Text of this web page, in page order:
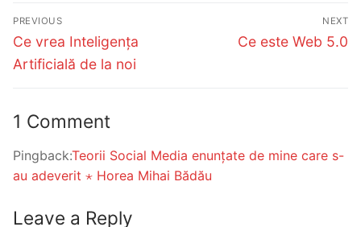
Post
navigation
PREVIOUS
Previous
post:
Ce vrea Inteligența
Artificială de la noi
NEXT
Next
Ce este Web 5.0
1 Comment
Pingback:Teorii Social Media enunțate de mine care s-
au adeverit ⋆ Horea Mihai Bădău
Leave a Reply